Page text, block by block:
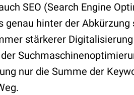
SEO (Search Engine
genau hinter der
stärkerer
nur die Summe der